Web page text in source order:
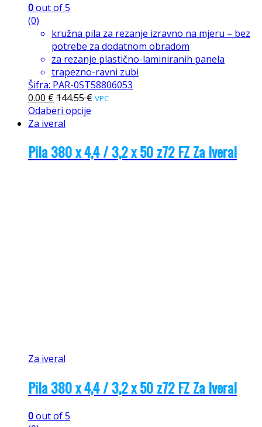
0out of 5
(0)
kružna pila za rezanje izravno na mjeru – bez
potrebe za dodatnom obradom
za rezanje plastično-laminiranih panela
trapezno-ravni zubi
Šifra: PAR-0ST58806053
0.00 €144.55€ VPC
Odaberi opcije
Za iveral
Pila 380 x 4,4 / 3,2 x 50 z72 FZ Za Iveral
Za iveral
Pila 380 x 4,4 / 3,2 x 50 z72 FZ Za Iveral
0out of 5